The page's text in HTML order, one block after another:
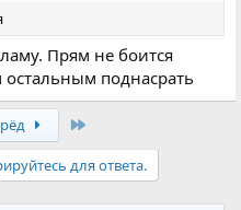
Прям не боится
остальным поднасрать
для ответа.